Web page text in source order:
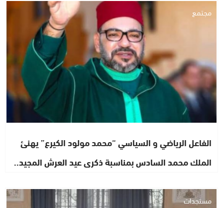
مجتمع
الفاعل الرياضي و السياسي “محمد مولود الكيرع” يهنئ
الملك محمد السادس بمناسبة ذكرى عيد العرش المجيد..
مستجدات